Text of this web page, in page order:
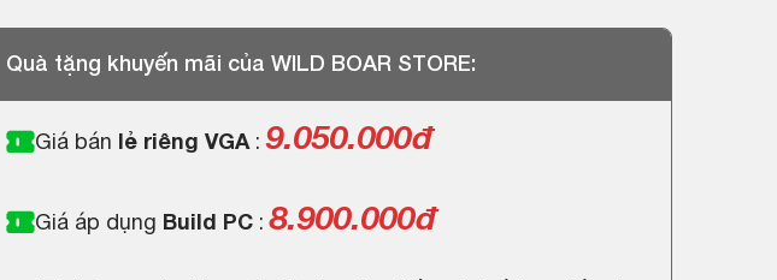
Quà tặng khuyến mãi của WILD BOAR STORE:
Giá bán lẻ riêng VGA : 9.050.000đ
Giá áp dụng Build PC : 8.900.000đ